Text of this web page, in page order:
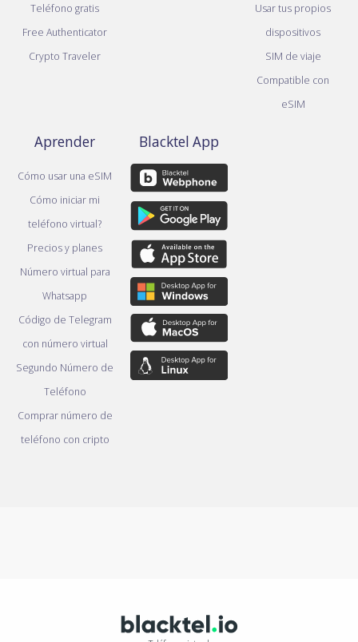
Teléfono gratis
Free Authenticator
Crypto Traveler
Usar tus propios
dispositivos
SIM de viaje
Compatible con
eSIM
Aprender
Cómo usar una eSIM
Cómo iniciar mi
teléfono virtual?
Precios y planes
Número virtual para
Whatsapp
Código de Telegram
con número virtual
Segundo Número de
Teléfono
Comprar número de
teléfono con cripto
Blacktel App